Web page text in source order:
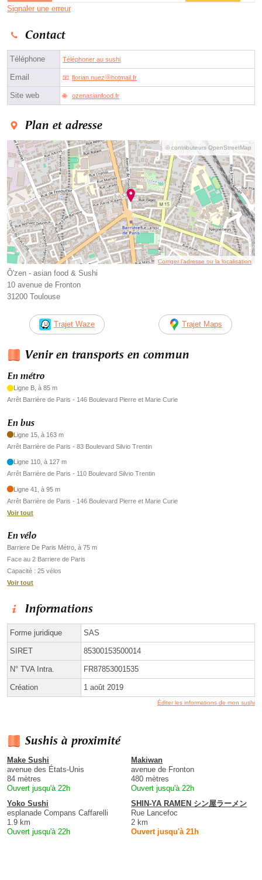
Signaler une erreur
Contact
Téléphone Téléphoner au sushi
Email florian.nuezⓐhotmail.fr
Site web ozenasianfood.fr
Plan et adresse
© contributeurs OpenStreetMap
Corriger l’adresse ou la localisation
Ô'zen - asian food & Sushi
10 avenue de Fronton
31200 Toulouse
Trajet Waze Trajet Maps
Venir en transports en commun
En métro
Ligne B, à 85 m
Arrêt Barrière de Paris - 146 Boulevard Pierre et Marie Curie
En bus
Ligne 15, à 163 m
Arrêt Barrière de Paris - 83 Boulevard Silvio Trentin
Ligne 110, à 127 m
Arrêt Barrière de Paris - 110 Boulevard Silvio Trentin
Ligne 41, à 95 m
Arrêt Barrière de Paris - 146 Boulevard Pierre et Marie Curie
Voir tout
En vélo
Barriere De Paris Métro, à 75 m
Face au 2 Barriere de Paris
Capacité : 25 vélos
Voir tout
Informations
Forme juridique SAS
SIRET 85300153500014
N° TVA Intra. FR87853001535
Création 1 août 2019
Éditer les informations de mon sushi
Sushis à proximité
Make Sushi
avenue des États-Unis
84 mètres
Ouvert jusqu'à 22h
Makiwan
avenue de Fronton
480 mètres
Ouvert jusqu'à 22h
Yoko Sushi
esplanade Compans Caffarelli
1.9 km
Ouvert jusqu'à 22h
SHIN-YA RAMEN シン屋ラーメン
Rue Lancefoc
2 km
Ouvert jusqu'à 21h